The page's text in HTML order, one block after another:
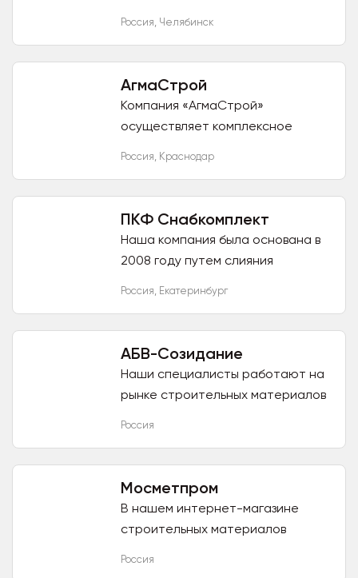
Россия, Челябинск
АгмаСтрой
Компания «АгмаСтрой»
осуществляет комплексное
металлопрокатом и является
металлоконструкций.
Центральный офис и...
Россия, Краснодар
ПКФ Снабкомплект
Наша компания была основана в
2008 году путем слияния
занимающихся разными видами
Россия, Екатеринбург
АБВ-Созидание
Наши специалисты работают на
рынке строительных материалов
Россия
Мосметпром
В нашем интернет-магазине
строительных материалов
Россия